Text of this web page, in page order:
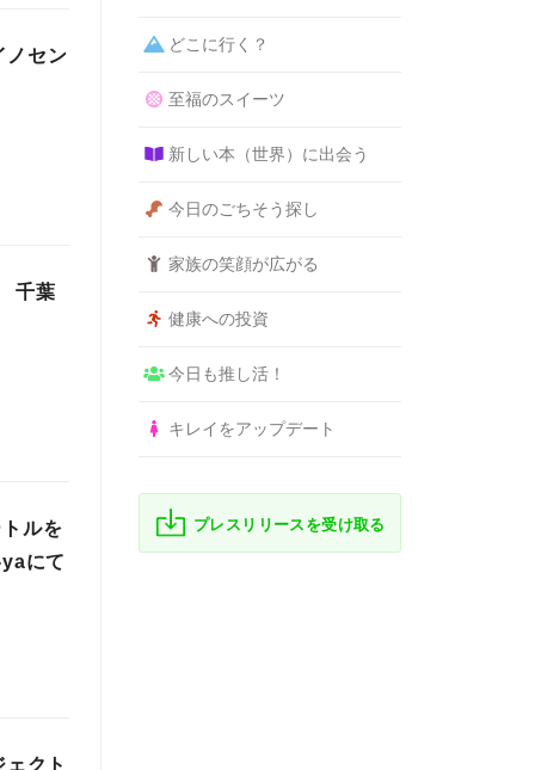
ノセン
千葉
ルを
にて
クト
どこに行く？
至福のスイーツ
新しい本（世界）に出会う
今日のごちそう探し
家族の笑顔が広がる
健康への投資
今日も推し活！
キレイをアップデート
プレスリリースを受け取る